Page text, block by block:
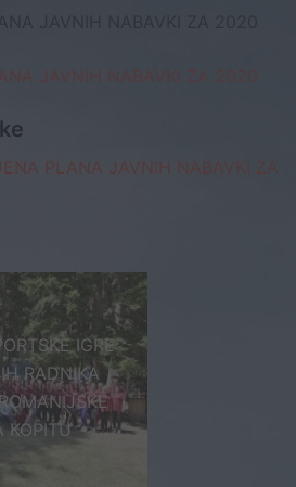
JAVNIH NABAVKI ZA 2020
PLANA JAVNIH NABAVKI ZA
IGRE
RADNIKA